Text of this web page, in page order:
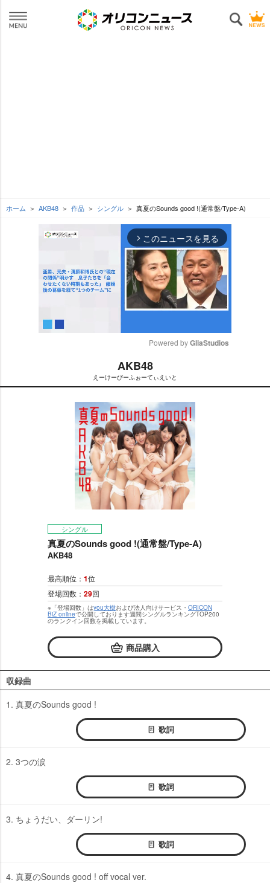
ホーム AKB48 作品 シングル 真夏のSounds good !(通常盤/Type-A)
arrow_forward_ios このニュースを見る
t
e
Powered by GliaStudios
AKB48
えーけーびーふぉーてぃえいと
シングル
真夏のSounds good !(通常盤/Type-A)
AKB48
最高順位： 1位
登場回数： 29回
※「登場回数」はyou大樹および法人向けサービス・ ORICON
BiZ onlineで公開しております週間シングルランキングTOP200
のランクイン回数を掲載しています。
商品購入
収録曲
1. 真夏のSounds good !
歌詞
2. 3つの涙
歌詞
3. ちょうだい、ダーリン!
歌詞
4. 真夏のSounds good ! off vocal ver.